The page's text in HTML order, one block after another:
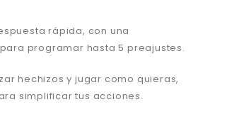
rápida, con una
programar hasta 5 preajustes.
hechizos y jugar como quieras,
simplificar tus acciones.